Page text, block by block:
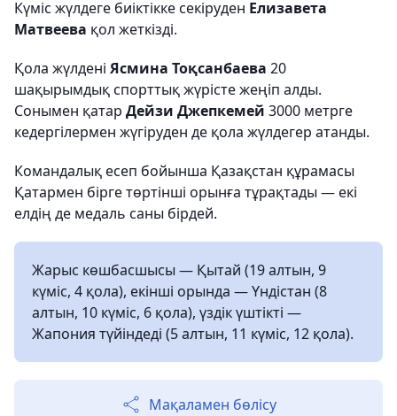
Күміс жүлдеге биіктікке секіруден Елизавета
Матвеева қол жеткізді.
Қола жүлдені Ясмина Тоқсанбаева 20
шақырымдық спорттық жүрісте жеңіп алды.
Сонымен қатар Дейзи Джепкемей 3000 метрге
кедергілермен жүгіруден де қола жүлдегер атанды.
Командалық есеп бойынша Қазақстан құрамасы
Қатармен бірге төртінші орынға тұрақтады — екі
елдің де медаль саны бірдей.
Жарыс көшбасшысы — Қытай (19 алтын, 9
күміс, 4 қола), екінші орында — Үндістан (8
алтын, 10 күміс, 6 қола), үздік үштікті —
Жапония түйіндеді (5 алтын, 11 күміс, 12 қола).
Мақаламен бөлісу